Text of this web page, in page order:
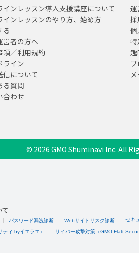
インレッスン導入支援講座について
インレッスンのやり方、始め方
る
営者の方へ
項／利用規約
ライン
信について
る質問
合わせ
© 2026 GMO Shuminavi Inc. All